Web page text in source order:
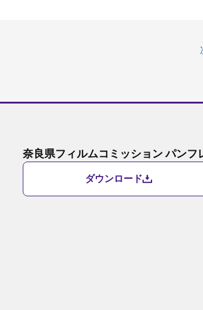
奈良県フィルムコミッション パンフ
ダウンロード